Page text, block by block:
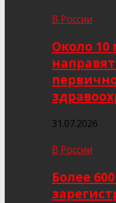
В России
Около 10
31.07.2026
В России
Более